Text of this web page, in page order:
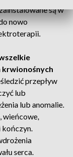
są w
nowo
krwionośnych
przepływ
lub
lub anomalie.
wieńcowe,
kończyn.
serca.